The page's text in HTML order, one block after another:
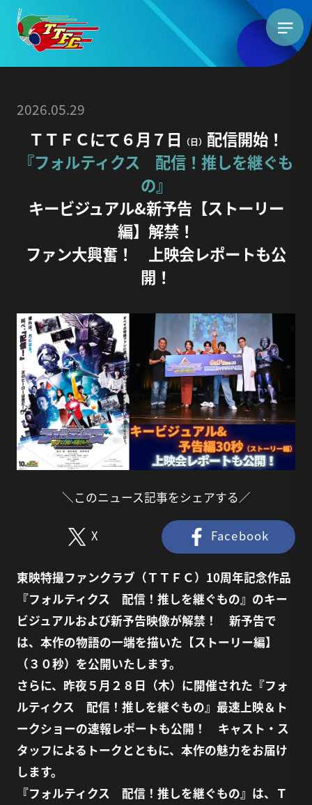
2026.05.29
ＴＴＦＣにて６月７日 （日） 配信開始！
『フォルティクス 配信！推しを継ぐも
の』
キービジュアル&新予告【ストーリー
編】解禁！
ファン大興奮！ 上映会レポートも公
開！
＼このニュース記事をシェアする／
X Facebook
東映特撮ファンクラブ（ＴＴＦＣ）10周年記念作品
『フォルティクス 配信！推しを継ぐもの』のキー
ビジュアルおよび新予告映像が解禁！ 新予告で
は、本作の物語の一端を描いた【ストーリー編】
（３０秒）を公開いたします。
さらに、昨夜５月２８日（木）に開催された『フォ
ルティクス 配信！推しを継ぐもの』最速上映＆ト
ークショーの速報レポートも公開！ キャスト・ス
タッフによるトークとともに、本作の魅力をお届け
します。
『フォルティクス 配信！推しを継ぐもの』は、Ｔ